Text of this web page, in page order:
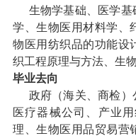
生物学基础、医学
学、生物医用材料学、
物医用纺织品的功能设
织工程原理与方法、生
毕业去向
政府（海关、商检）
医疗器械公司、产业
理、生物医用品贸易营